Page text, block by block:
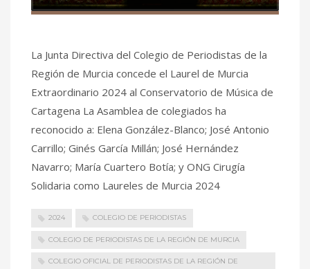
La Junta Directiva del Colegio de Periodistas de la
Región de Murcia concede el Laurel de Murcia
Extraordinario 2024 al Conservatorio de Música de
Cartagena La Asamblea de colegiados ha
reconocido a: Elena González-Blanco; José Antonio
Carrillo; Ginés García Millán; José Hernández
Navarro; María Cuartero Botía; y ONG Cirugía
Solidaria como Laureles de Murcia 2024
2024 COLEGIO DE PERIODISTAS
COLEGIO DE PERIODISTAS DE LA REGIÓN DE MURCIA
COLEGIO OFICIAL DE PERIODISTAS DE LA REGIÓN DE